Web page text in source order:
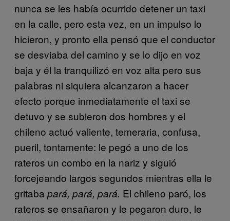
nunca se les había ocurrido detener un taxi
en la calle, pero esta vez, en un impulso lo
hicieron, y pronto ella pensó que el conductor
se desviaba del camino y se lo dijo en voz
baja y él la tranquilizó en voz alta pero sus
palabras ni siquiera alcanzaron a hacer
efecto porque inmediatamente el taxi se
detuvo y se subieron dos hombres y el
chileno actuó valiente, temeraria, confusa,
pueril, tontamente: le pegó a uno de los
rateros un combo en la nariz y siguió
forcejeando largos segundos mientras ella le
gritaba pará, pará, pará. El chileno paró, los
rateros se ensañaron y le pegaron duro, le